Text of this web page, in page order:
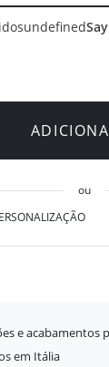
undefined
ou
e acabamentos
em Itália